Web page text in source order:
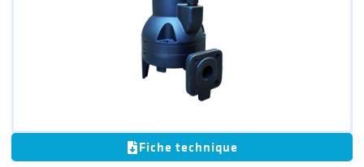
Fiche technique